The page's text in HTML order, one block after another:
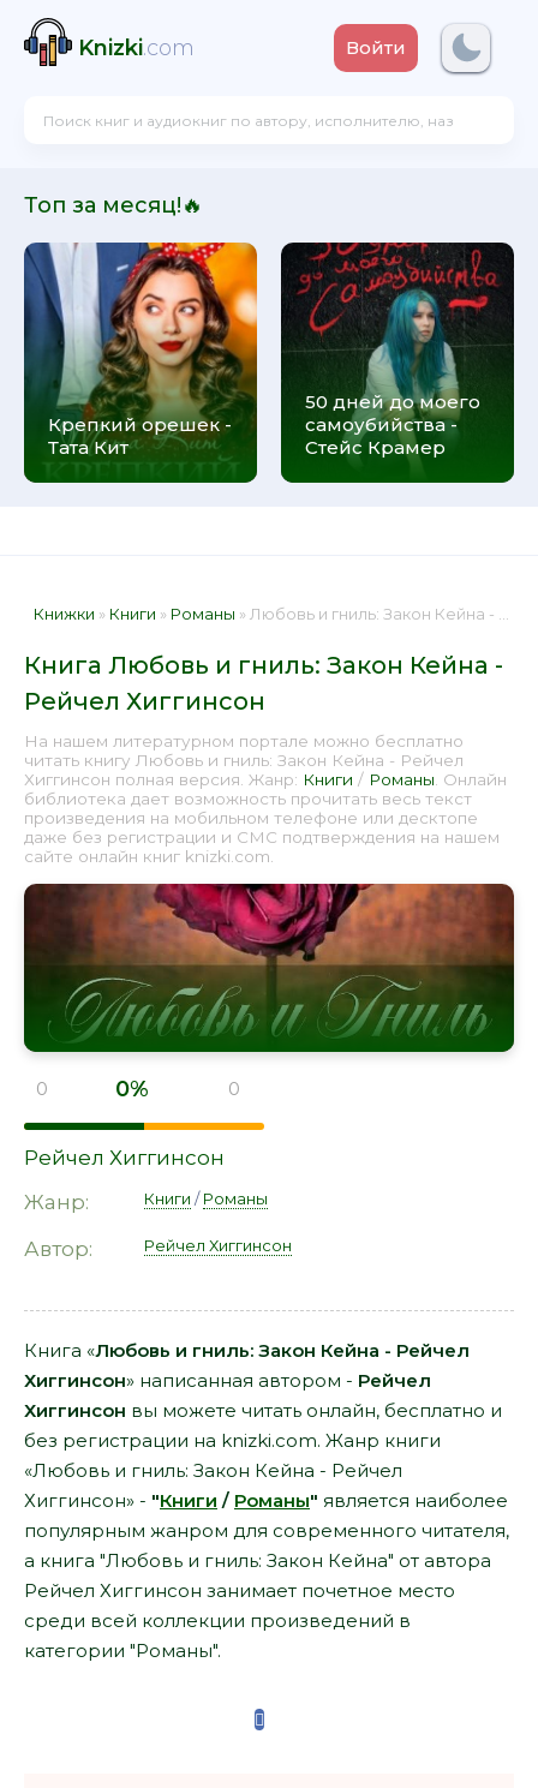
Knizki.com Войти
Топ за месяц!🔥
Крепкий орешек -
Тата Кит
50 дней до моего
самоубийства -
Стейс Крамер
Книжки » Книги » Романы » Любовь и гниль: Закон Кейна - Рейчел Хиггинсон 📕 - Книга онлайн бесплатно
Книга Любовь и гниль: Закон Кейна -
Рейчел Хиггинсон
На нашем литературном портале можно бесплатно
читать книгу Любовь и гниль: Закон Кейна - Рейчел
Хиггинсон полная версия. Жанр: Книги / Романы . Онлайн
библиотека дает возможность прочитать весь текст
произведения на мобильном телефоне или десктопе
даже без регистрации и СМС подтверждения на нашем
сайте онлайн книг knizki.com.
0 0% 0
Рейчел Хиггинсон
Жанр:
Книги /Романы
Автор: Рейчел Хиггинсон
Книга «Любовь и гниль: Закон Кейна - Рейчел
Хиггинсон» написанная автором - Рейчел
Хиггинсон вы можете читать онлайн, бесплатно и
без регистрации на knizki.com. Жанр книги
«Любовь и гниль: Закон Кейна - Рейчел
Хиггинсон» - "Книги / Романы" является наиболее
популярным жанром для современного читателя,
а книга "Любовь и гниль: Закон Кейна" от автора
Рейчел Хиггинсон занимает почетное место
среди всей коллекции произведений в
категории "Романы".